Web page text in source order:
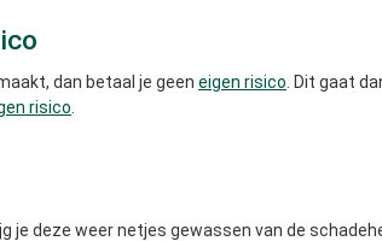
dan betaal je geen eigen risico . Dit gaat
risico
je deze weer netjes gewassen van de